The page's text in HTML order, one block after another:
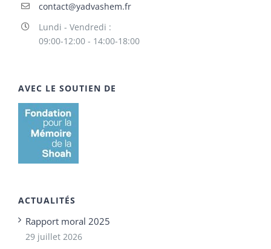
contact@yadvashem.fr
Lundi - Vendredi :
09:00-12:00 - 14:00-18:00
AVEC LE SOUTIEN DE
ACTUALITÉS
Rapport moral 2025
29 juillet 2026